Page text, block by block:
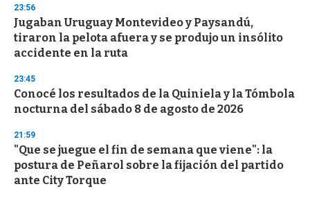
d
s
o
f
3
s
e
c
o
d
s
23:56
Jugaban Uruguay Montevideo y Paysandú,
tiraron la pelota afuera y se produjo un insólito
accidente en la ruta
23:45
Conocé los resultados de la Quiniela y la Tómbola
nocturna del sábado 8 de agosto de 2026
21:59
"Que se juegue el fin de semana que viene": la
postura de Peñarol sobre la fijación del partido
ante City Torque